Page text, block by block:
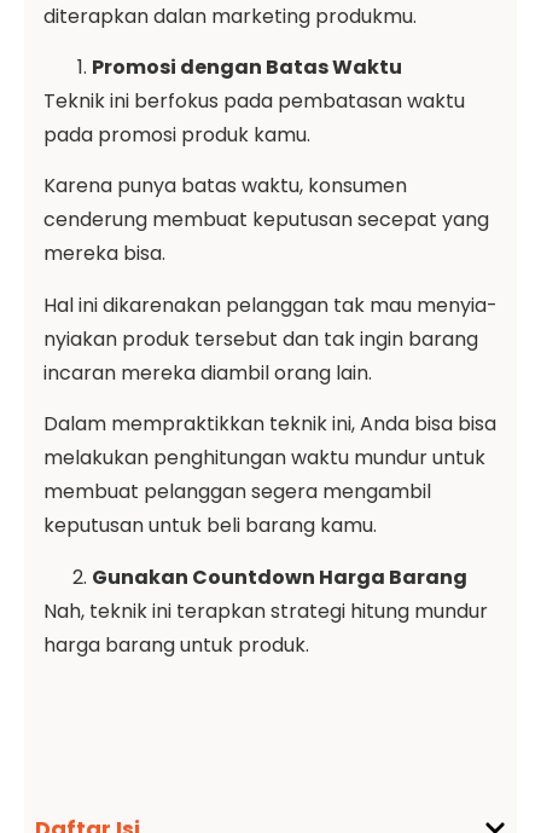
diterapkan dalan marketing produkmu.
Promosi dengan Batas Waktu
Teknik ini berfokus pada pembatasan waktu
pada promosi produk kamu.
Karena punya batas waktu, konsumen
cenderung membuat keputusan secepat yang
mereka bisa.
Hal ini dikarenakan pelanggan tak mau menyia-
nyiakan produk tersebut dan tak ingin barang
incaran mereka diambil orang lain.
Dalam mempraktikkan teknik ini, Anda bisa bisa
melakukan penghitungan waktu mundur untuk
membuat pelanggan segera mengambil
keputusan untuk beli barang kamu.
Gunakan Countdown Harga Barang
Nah, teknik ini terapkan strategi hitung mundur
harga barang untuk produk.